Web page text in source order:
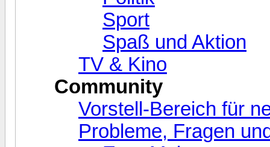
Sport
Spaß und Aktion
TV & Kino
Community
Vorstell-Bereich für
Probleme, Fragen